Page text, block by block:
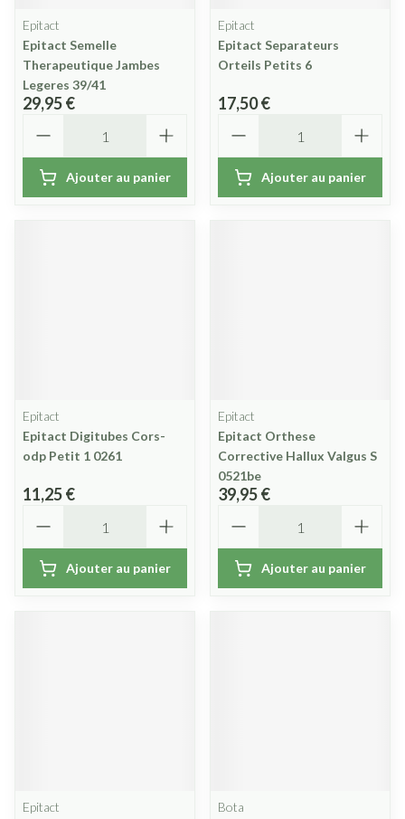
Epitact
Epitact Semelle
Therapeutique Jambes
Legeres 39/41
29,95 €
Ajouter au panier
Epitact
Epitact Separateurs
Orteils Petits 6
17,50 €
Ajouter au panier
Epitact
Epitact Digitubes Cors-
odp Petit 1 0261
11,25 €
Ajouter au panier
Epitact
Epitact Orthese
Corrective Hallux Valgus S
0521be
39,95 €
Ajouter au panier
Epitact Bota